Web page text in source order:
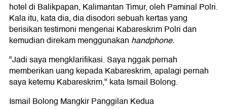
hotel di Balikpapan, Kalimantan Timur, oleh Paminal Polri.
Kala itu, kata dia, dia disodori sebuah kertas yang
berisikan testimoni mengenai Kabareskrim Polri dan
kemudian direkam menggunakan handphone.
"Jadi saya mengklarifikasi. Saya nggak pernah
memberikan uang kepada Kabareskrim, apalagi pernah
saya ketemu Kabareskrim," kata Ismail Bolong.
Ismail Bolong Mangkir Panggilan Kedua